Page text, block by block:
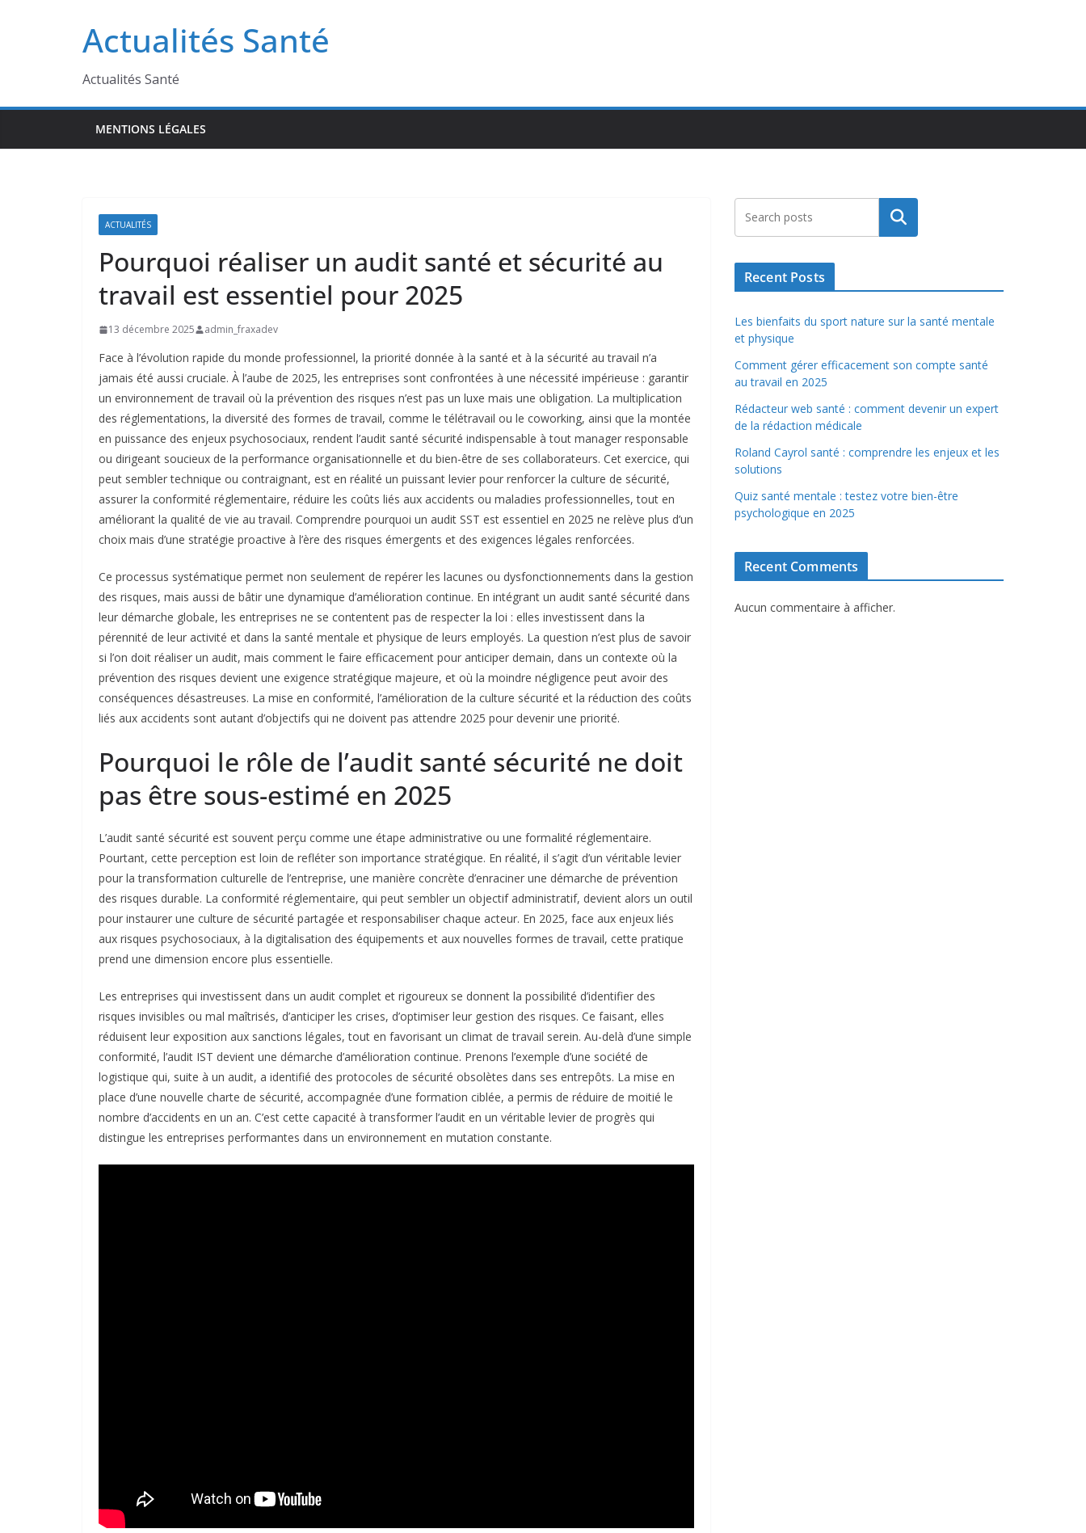
Actualités Santé
Actualités Santé
MENTIONS LÉGALES
ACTUALITÉS
Pourquoi réaliser un audit santé et sécurité au
travail est essentiel pour 2025
13 décembre 2025 admin_fraxadev
Face à l’évolution rapide du monde professionnel, la priorité donnée à la santé et à la sécurité au travail n’a
jamais été aussi cruciale. À l’aube de 2025, les entreprises sont confrontées à une nécessité impérieuse : garantir
un environnement de travail où la prévention des risques n’est pas un luxe mais une obligation. La multiplication
des réglementations, la diversité des formes de travail, comme le télétravail ou le coworking, ainsi que la montée
en puissance des enjeux psychosociaux, rendent l’audit santé sécurité indispensable à tout manager responsable
ou dirigeant soucieux de la performance organisationnelle et du bien-être de ses collaborateurs. Cet exercice, qui
peut sembler technique ou contraignant, est en réalité un puissant levier pour renforcer la culture de sécurité,
assurer la conformité réglementaire, réduire les coûts liés aux accidents ou maladies professionnelles, tout en
améliorant la qualité de vie au travail. Comprendre pourquoi un audit SST est essentiel en 2025 ne relève plus d’un
choix mais d’une stratégie proactive à l’ère des risques émergents et des exigences légales renforcées.
Ce processus systématique permet non seulement de repérer les lacunes ou dysfonctionnements dans la gestion
des risques, mais aussi de bâtir une dynamique d’amélioration continue. En intégrant un audit santé sécurité dans
leur démarche globale, les entreprises ne se contentent pas de respecter la loi : elles investissent dans la
pérennité de leur activité et dans la santé mentale et physique de leurs employés. La question n’est plus de savoir
si l’on doit réaliser un audit, mais comment le faire efficacement pour anticiper demain, dans un contexte où la
prévention des risques devient une exigence stratégique majeure, et où la moindre négligence peut avoir des
conséquences désastreuses. La mise en conformité, l’amélioration de la culture sécurité et la réduction des coûts
liés aux accidents sont autant d’objectifs qui ne doivent pas attendre 2025 pour devenir une priorité.
Pourquoi le rôle de l’audit santé sécurité ne doit
pas être sous-estimé en 2025
L’audit santé sécurité est souvent perçu comme une étape administrative ou une formalité réglementaire.
Pourtant, cette perception est loin de refléter son importance stratégique. En réalité, il s’agit d’un véritable levier
pour la transformation culturelle de l’entreprise, une manière concrète d’enraciner une démarche de prévention
des risques durable. La conformité réglementaire, qui peut sembler un objectif administratif, devient alors un outil
pour instaurer une culture de sécurité partagée et responsabiliser chaque acteur. En 2025, face aux enjeux liés
aux risques psychosociaux, à la digitalisation des équipements et aux nouvelles formes de travail, cette pratique
prend une dimension encore plus essentielle.
Les entreprises qui investissent dans un audit complet et rigoureux se donnent la possibilité d’identifier des
risques invisibles ou mal maîtrisés, d’anticiper les crises, d’optimiser leur gestion des risques. Ce faisant, elles
réduisent leur exposition aux sanctions légales, tout en favorisant un climat de travail serein. Au-delà d’une simple
conformité, l’audit IST devient une démarche d’amélioration continue. Prenons l’exemple d’une société de
logistique qui, suite à un audit, a identifié des protocoles de sécurité obsolètes dans ses entrepôts. La mise en
place d’une nouvelle charte de sécurité, accompagnée d’une formation ciblée, a permis de réduire de moitié le
nombre d’accidents en un an. C’est cette capacité à transformer l’audit en un véritable levier de progrès qui
distingue les entreprises performantes dans un environnement en mutation constante.
Rechercher
Recent Posts
Les bienfaits du sport nature sur la santé mentale
et physique
Comment gérer efficacement son compte santé
au travail en 2025
Rédacteur web santé : comment devenir un expert
de la rédaction médicale
Roland Cayrol santé : comprendre les enjeux et les
solutions
Quiz santé mentale : testez votre bien-être
psychologique en 2025
Recent Comments
Aucun commentaire à afficher.